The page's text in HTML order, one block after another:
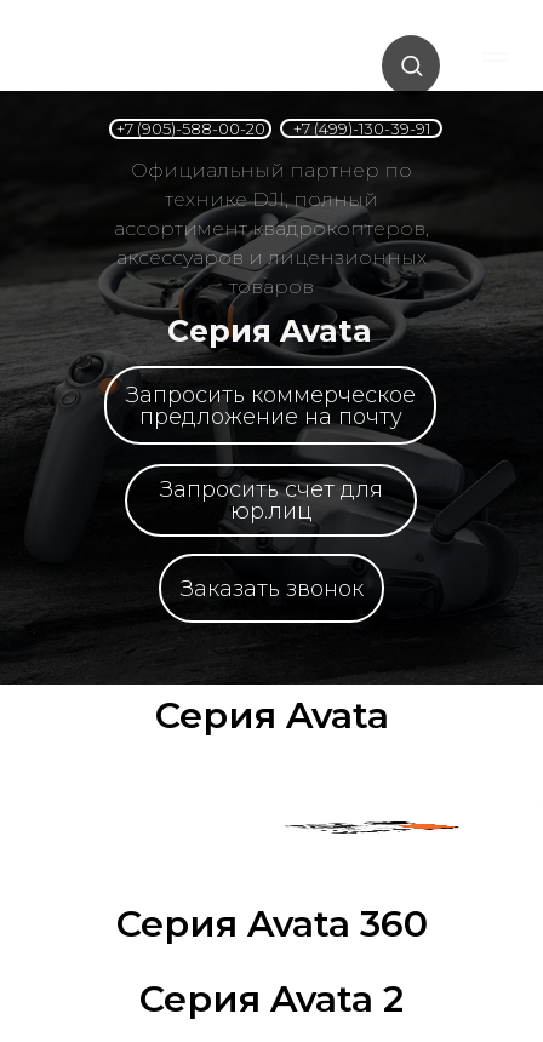
Серия Avata
Официальный партнер по
технике DJI, полный
ассортимент квадрокоптеров,
аксессуаров и лицензионных
товаров
Заказать звонок
Запросить коммерческое
предложение на почту
Запросить счет для
юр.лиц
+7 (499)-130-39-91
+7 (905)-588-00-20
Серия Avata
Avata 360
Серия Avata 360
Серия Avata 2